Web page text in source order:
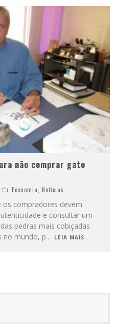
não comprar gato
Economia Notícias
os compradores devem
e consultar um
pedras mais cobiçadas
no mundo, p... LEIA MAIS...